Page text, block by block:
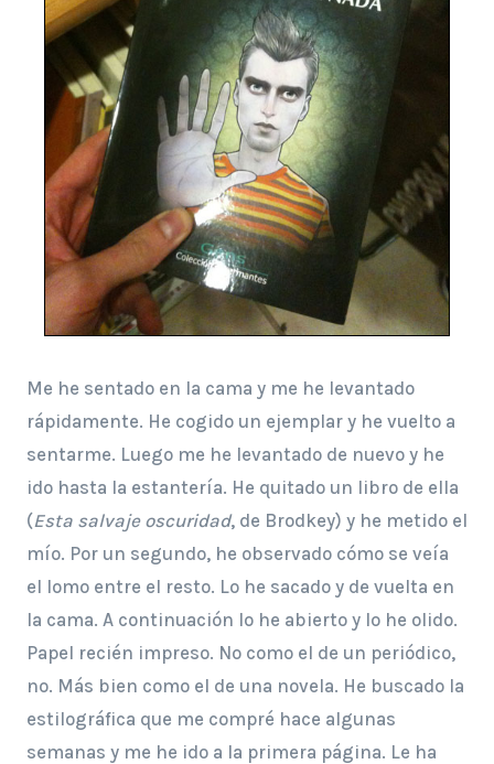
Me he sentado en la cama y me he levantado
rápidamente. He cogido un ejemplar y he vuelto a
sentarme. Luego me he levantado de nuevo y he
ido hasta la estantería. He quitado un libro de ella
(Esta salvaje oscuridad, de Brodkey) y he metido el
mío. Por un segundo, he observado cómo se veía
el lomo entre el resto. Lo he sacado y de vuelta en
la cama. A continuación lo he abierto y lo he olido.
Papel recién impreso. No como el de un periódico,
no. Más bien como el de una novela. He buscado la
estilográfica que me compré hace algunas
semanas y me he ido a la primera página. Le ha